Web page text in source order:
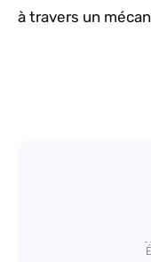
à travers un